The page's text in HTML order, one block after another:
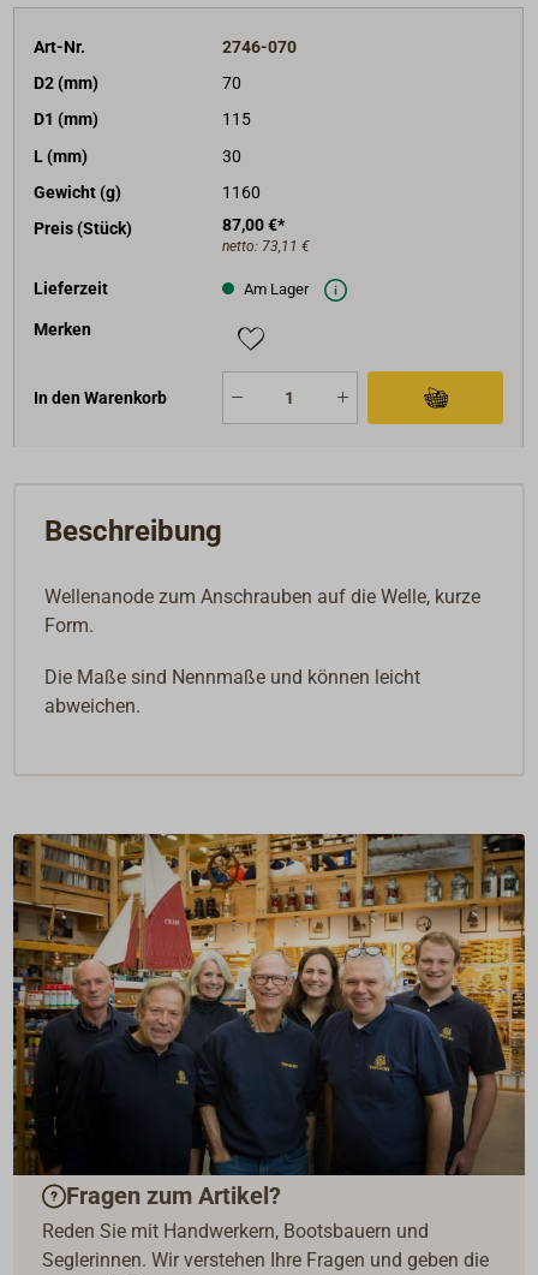
Art-Nr.
2746-070
D2 (mm)
70
D1 (mm)
115
L (mm)
30
Gewicht (g)
1160
Preis (Stück)
87,00 €*
netto: 73,11 €
Lieferzeit Am Lager
Merken
In den Warenkorb
Beschreibung
Wellenanode zum Anschrauben auf die Welle, kurze
Form.
Die Maße sind Nennmaße und können leicht
abweichen.
Fragen zum Artikel?
Reden Sie mit Handwerkern, Bootsbauern und
Seglerinnen. Wir verstehen Ihre Fragen und geben die